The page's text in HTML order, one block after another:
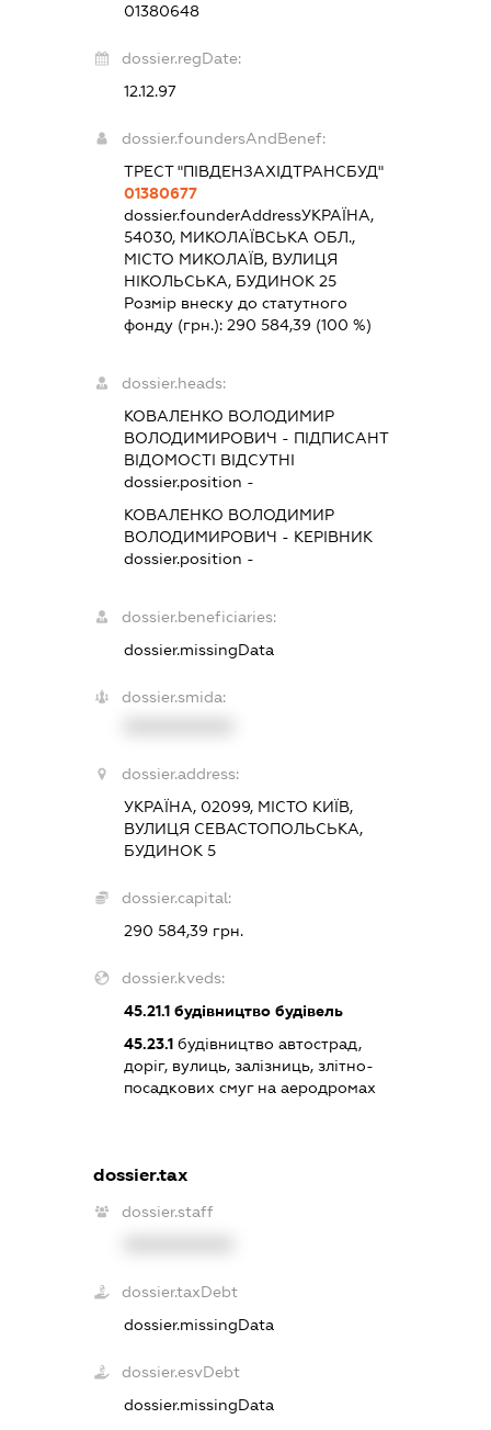
01380648
dossier.regDate:
12.12.97
dossier.foundersAndBenef:
ТРЕСТ "ПІВДЕНЗАХІДТРАНСБУД"
01380677
dossier.founderAddressУКРАЇНА,
54030, МИКОЛАЇВСЬКА ОБЛ.,
МІСТО МИКОЛАЇВ, ВУЛИЦЯ
НІКОЛЬСЬКА, БУДИНОК 25
Розмір внеску до статутного
фонду (грн.): 290 584,39 (100 %)
dossier.heads:
КОВАЛЕНКО ВОЛОДИМИР
ВОЛОДИМИРОВИЧ - ПІДПИСАНТ
ВІДОМОСТІ ВІДСУТНІ
dossier.position -
КОВАЛЕНКО ВОЛОДИМИР
ВОЛОДИМИРОВИЧ - КЕРІВНИК
dossier.position -
dossier.beneficiaries:
dossier.missingData
dossier.smida:
dossier.address:
УКРАЇНА, 02099, МІСТО КИЇВ,
ВУЛИЦЯ СЕВАСТОПОЛЬСЬКА,
БУДИНОК 5
dossier.capital:
290 584,39 грн.
dossier.kveds:
45.21.1будівництво будівель
45.23.1будівництво автострад,
доріг, вулиць, залізниць, злітно-
посадкових смуг на аеродромах
dossier.tax
dossier.staff
dossier.taxDebt
dossier.missingData
dossier.esvDebt
dossier.missingData